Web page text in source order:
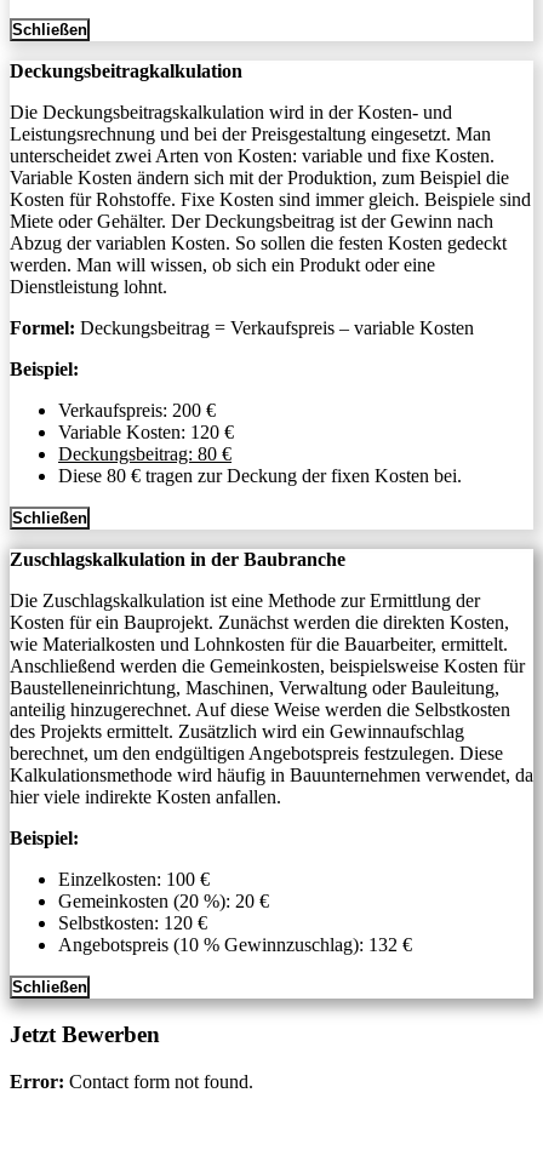
Schließen
Deckungsbeitragkalkulation
Die Deckungsbeitragskalkulation wird in der Kosten- und
Leistungsrechnung und bei der Preisgestaltung eingesetzt. Man
unterscheidet zwei Arten von Kosten: variable und fixe Kosten.
Variable Kosten ändern sich mit der Produktion, zum Beispiel die
Kosten für Rohstoffe. Fixe Kosten sind immer gleich. Beispiele sind
Miete oder Gehälter. Der Deckungsbeitrag ist der Gewinn nach
Abzug der variablen Kosten. So sollen die festen Kosten gedeckt
werden. Man will wissen, ob sich ein Produkt oder eine
Dienstleistung lohnt.
Formel: Deckungsbeitrag = Verkaufspreis – variable Kosten
Beispiel:
Verkaufspreis: 200 €
Variable Kosten: 120 €
Deckungsbeitrag: 80 €
Diese 80 € tragen zur Deckung der fixen Kosten bei.
Schließen
Zuschlagskalkulation in der Baubranche
Die Zuschlagskalkulation ist eine Methode zur Ermittlung der
Kosten für ein Bauprojekt. Zunächst werden die direkten Kosten,
wie Materialkosten und Lohnkosten für die Bauarbeiter, ermittelt.
Anschließend werden die Gemeinkosten, beispielsweise Kosten für
Baustelleneinrichtung, Maschinen, Verwaltung oder Bauleitung,
anteilig hinzugerechnet. Auf diese Weise werden die Selbstkosten
des Projekts ermittelt. Zusätzlich wird ein Gewinnaufschlag
berechnet, um den endgültigen Angebotspreis festzulegen. Diese
Kalkulationsmethode wird häufig in Bauunternehmen verwendet, da
hier viele indirekte Kosten anfallen.
Beispiel:
Einzelkosten: 100 €
Gemeinkosten (20 %): 20 €
Selbstkosten: 120 €
Angebotspreis (10 % Gewinnzuschlag): 132 €
Schließen
Jetzt Bewerben
Error: Contact form not found.